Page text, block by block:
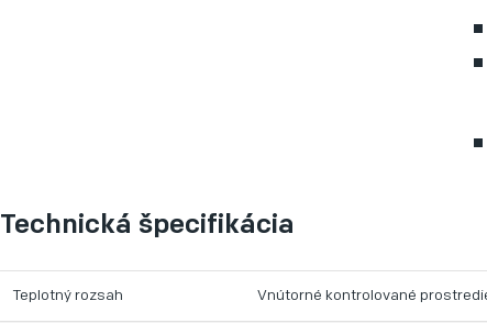
Technická špecifikácia
Teplotný rozsah Vnútorné kontrolované